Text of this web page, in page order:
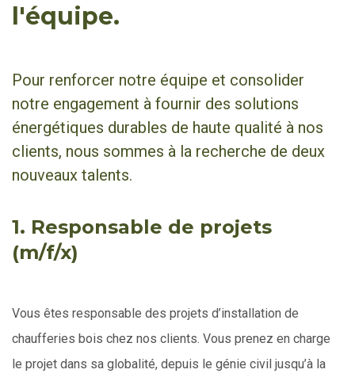
l'équipe.
Pour renforcer notre équipe et consolider
notre engagement à fournir des solutions
énergétiques durables de haute qualité à nos
clients, nous sommes à la recherche de deux
nouveaux talents.
1. Responsable de projets
(m/f/x)
Vous êtes responsable des projets d’installation de
chaufferies bois chez nos clients. Vous prenez en charge
le projet dans sa globalité, depuis le génie civil jusqu’à la